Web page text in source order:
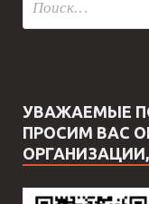
УВАЖАЕМЫЕ
ПРОСИМ ВАС